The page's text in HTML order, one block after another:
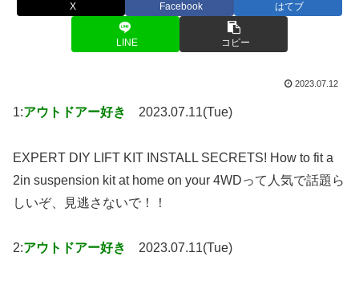
X Facebook はてブ
LINE コピー
2023.07.12
1:アウトドアー好き 2023.07.11(Tue)
EXPERT DIY LIFT KIT INSTALL SECRETS! How to fit a
2in suspension kit at home on your 4WDって人気で話題ら
しいぞ、見逃さないで！！
2:アウトドアー好き 2023.07.11(Tue)